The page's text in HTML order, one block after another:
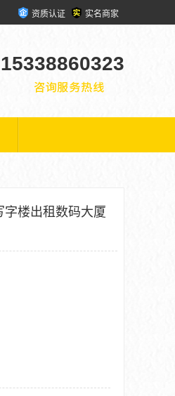
资质认证 实名商家
15338860323
楼出租数码大厦